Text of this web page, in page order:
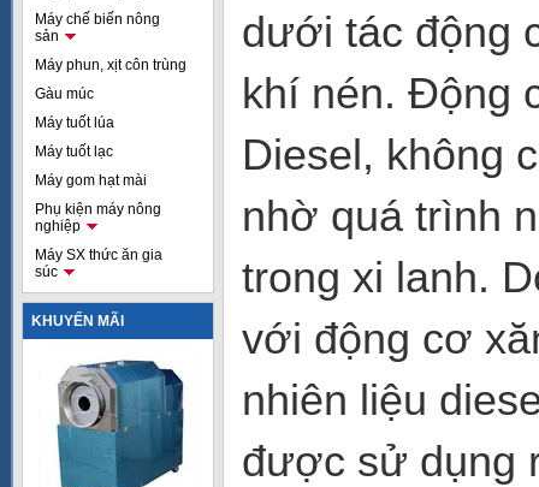
Máy chế biến nông
sản
Máy phun, xịt côn trùng
Gàu múc
Máy tuốt lúa
Máy tuốt lạc
Máy gom hạt mài
Phụ kiện máy nông
nghiệp
Máy SX thức ăn gia
súc
KHUYẾN MÃI
dưới tác động
khí nén. Động
Diesel, không
nhờ quá trình
trong xi lanh.
với động cơ
nhiên liệu
được sử dụng